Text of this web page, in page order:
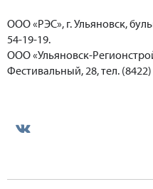
ООО «РЭС», г. Ульяновск,
54-19-19.
ООО «Ульяновск-
Фестивальный, 28, тел.